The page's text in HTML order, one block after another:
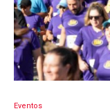
Eventos